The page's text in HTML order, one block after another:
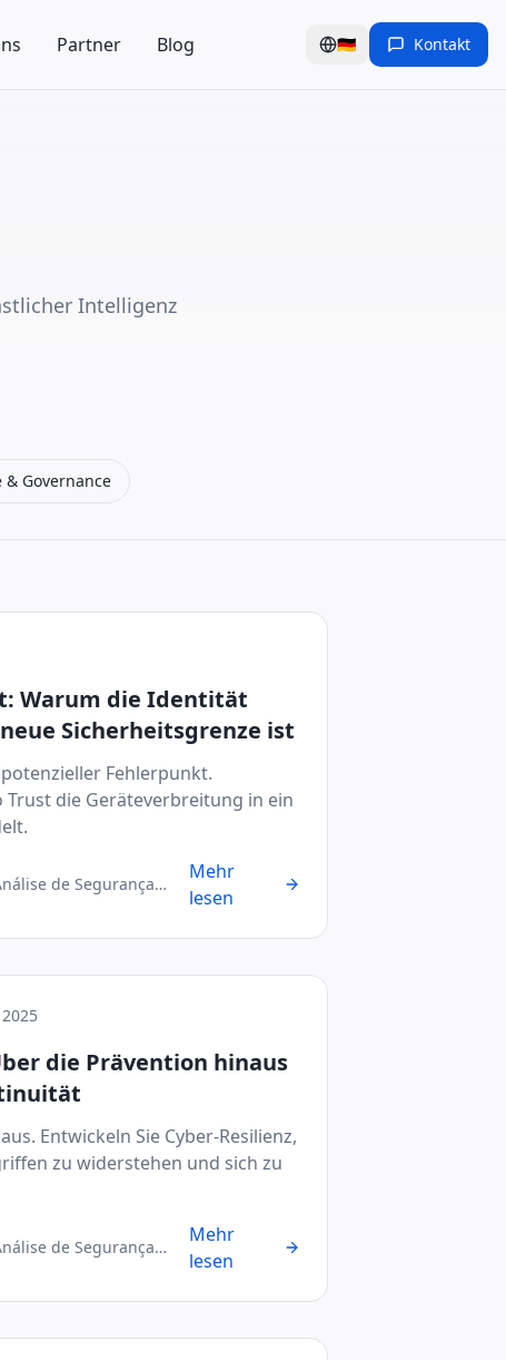
Partner Blog 🇩🇪 Kontakt
Intelligenz
& Governance
Warum die Identität
Sicherheitsgrenze ist
Fehlerpunkt.
Trust die Geräteverbreitung in ein
de Segurança
Mehr
lesen
2025
die Prävention hinaus
Entwickeln Sie Cyber-Resilienz,
zu widerstehen und sich zu
de Segurança
Mehr
lesen